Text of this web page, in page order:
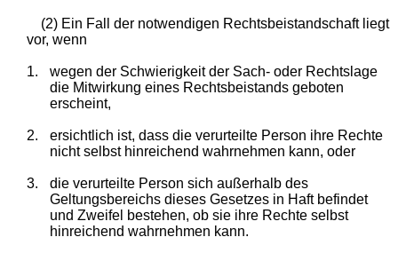
(2) Ein Fall der notwendigen Rechtsbeistandschaft liegt
vor, wenn
1.
wegen der Schwierigkeit der Sach- oder Rechtslage
die Mitwirkung eines Rechtsbeistands geboten
erscheint,
2.
ersichtlich ist, dass die verurteilte Person ihre Rechte
nicht selbst hinreichend wahrnehmen kann, oder
3.
die verurteilte Person sich außerhalb des
Geltungsbereichs dieses Gesetzes in Haft befindet
und Zweifel bestehen, ob sie ihre Rechte selbst
hinreichend wahrnehmen kann.